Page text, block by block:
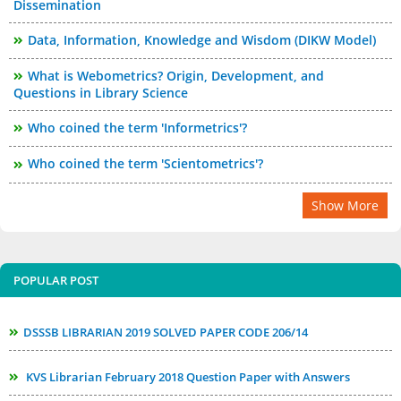
Dissemination
Data, Information, Knowledge and Wisdom (DIKW Model)
What is Webometrics? Origin, Development, and
Questions in Library Science
Who coined the term 'Informetrics'?
Who coined the term 'Scientometrics'?
Show More
POPULAR POST
DSSSB LIBRARIAN 2019 SOLVED PAPER CODE 206/14
KVS Librarian February 2018 Question Paper with Answers